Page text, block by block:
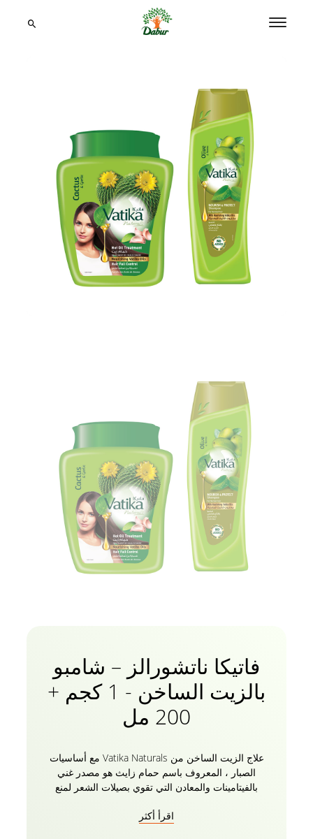
فاتيكا ناتشورالز – شامبو
بالزيت الساخن - 1 كجم +
200 مل
علاج الزيت الساخن من Vatika Naturals مع أساسيات
الصبار ، المعروف باسم حمام زايث هو مصدر غني
بالفيتامينات والمعادن التي تقوي بصيلات الشعر لمنع
الصبار العضوي والثوم وجوز الهند للرجال والنساء نمو
اقرأ أكثر